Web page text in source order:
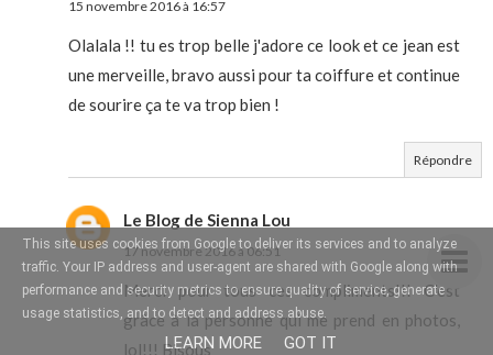
15 novembre 2016 à 16:57
Olalala !! tu es trop belle j'adore ce look et ce jean est
une merveille, bravo aussi pour ta coiffure et continue
de sourire ça te va trop bien !
Répondre
Le Blog de Sienna Lou
17 novembre 2016 à 06:51
Merci pour tous ces compliments!!! C'est
grâce à la personne qui me prend en photos,
lol!!! Bisous
This site uses cookies from Google to deliver its services and to analyze
traffic. Your IP address and user-agent are shared with Google along with
performance and security metrics to ensure quality of service, generate
usage statistics, and to detect and address abuse.
LEARN MORE GOT IT